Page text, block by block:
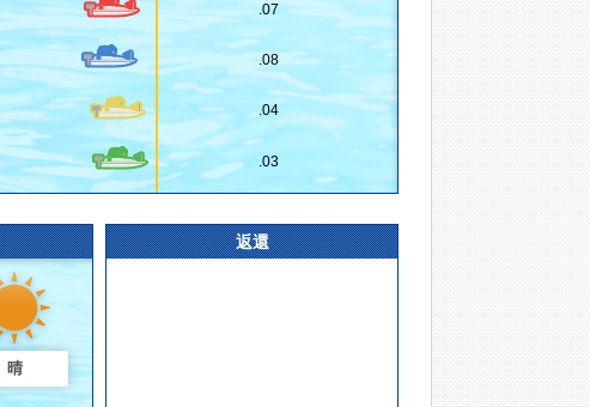
.07
.08
.04
.03
晴
返還